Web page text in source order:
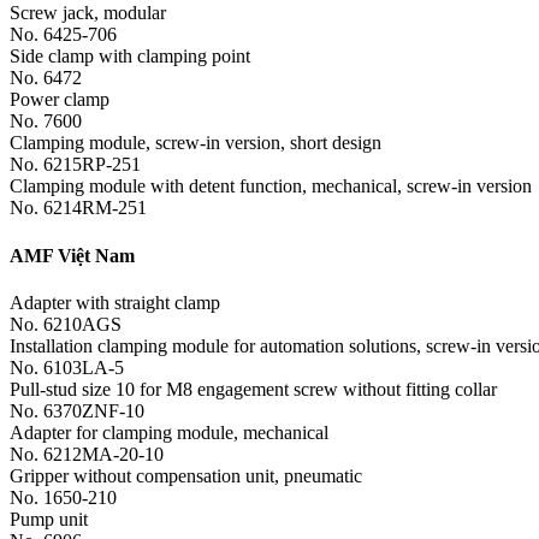
Screw jack, modular
No. 6425-706
Side clamp with clamping point
No. 6472
Power clamp
No. 7600
Clamping module, screw-in version, short design
No. 6215RP-251
Clamping module with detent function, mechanical, screw-in version
No. 6214RM-251
AMF Việt Nam
Adapter with straight clamp
No. 6210AGS
Installation clamping module for automation solutions, screw-in
No. 6103LA-5
Pull-stud size 10 for M8 engagement screw without fitting collar
No. 6370ZNF-10
Adapter for clamping module, mechanical
No. 6212MA-20-10
Gripper without compensation unit, pneumatic
No. 1650-210
Pump unit